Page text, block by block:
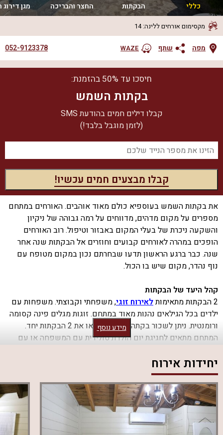
כללי הבקתות החצר והבריכה מגן דירוג
מקסימום אורחים ללינה:
14
מפה שתף WAZE
052-9123378
חיסכו עד 50% בהזמנת:
בקתות השמש
קבלו דילים חמים בהודעת SMS
(לזמן מוגבל בלבד!)
את בקתות השמש בעוספיא כולם מאוד אוהבים. האורחים במתחם
מספרים על מקום מדהים, מדווחים על רמה גבוהה של ניקיון
והשקעה ניכרת של בעלי המקום באבזור וטיפול. רוב האורחים
הופכים במהרה לאורחים קבועים וחוזרים אל הבקתות שנה אחר
שנה. כבר ברגע הראשון תדעו שבחרתם נכון במקום מטופח עם
נוף נהדר, מקום שיש בו הכול.
קהל היעד של הבקתות
2 הבקתות מתאימות
לאירוח זוגי, משפחתי וקבוצתי. משפחות עם
ילדים בכל הגילאים נהנות מאוד במתחם. זוגות מגלים פינה קסומה
ורומנטית. ניתן לשכור בקתה אחת בלבד או את 2 הבקתות יחד.
המתחם מתאים לחגיגת יום הולדת סולידית עם המשפחה או עם
מה יש בכל בקתה?
לינה בחדר שינה זוגי עם מיטה זוגית נוחה, מצעים איכותיים וכלי
מיטה רכים. להשלמת האירוח תמצאו בכל בקתה גם סלון, חדר
רחצה, מטבח מאובזר ופינת אוכל. אחת הבקתות מציעה לינה ילדים
בקומת גלריה. בבקתה השנייה הילדים לנים בחדר שינה נפרד
מידע נוסף
יחידות אירוח